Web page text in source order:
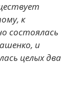
к
состоялась
и
целых два